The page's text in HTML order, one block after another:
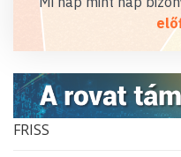
FRISS